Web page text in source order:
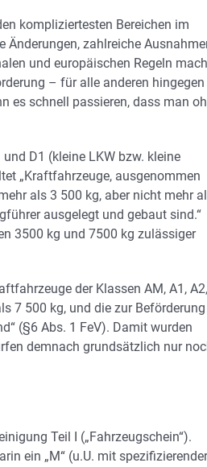
kompliziertesten Bereichen im
Änderungen, zahlreiche
und europäischen Regeln
– für alle anderen hingegen
es schnell passieren, dass man
D1 (kleine LKW bzw. kleine
„Kraftfahrzeuge, ausgenommen
als 3 500 kg, aber nicht mehr
ausgelegt und gebaut sind.“
3500 kg und 7500 kg zulässiger
der Klassen AM, A1,
7 500 kg, und die zur Beförderung
(§6 Abs. 1 FeV). Damit wurden
demnach grundsätzlich nur
Teil I („Fahrzeugschein“).
ein „M“ (u.U. mit spezifizierender